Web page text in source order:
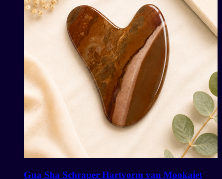
Gua Sha Schraper Hartvorm van Mookaiet